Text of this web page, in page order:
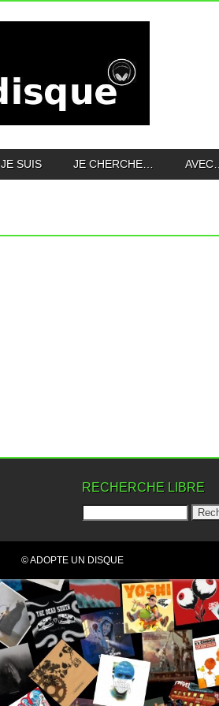
JE SUIS JE CHERCHE… AVEC…
RECHERCHE LIBRE
© ADOPTE UN DISQUE